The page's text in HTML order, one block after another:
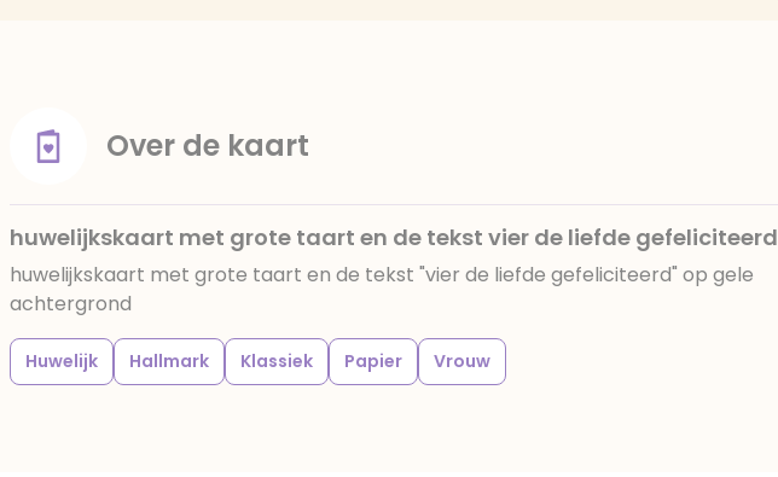
Over de kaart
huwelijkskaart met grote taart en de tekst vier de liefde gefeliciteerd
huwelijkskaart met grote taart en de tekst "vier de liefde gefeliciteerd" op gele
achtergrond
Huwelijk Hallmark Klassiek Papier Vrouw